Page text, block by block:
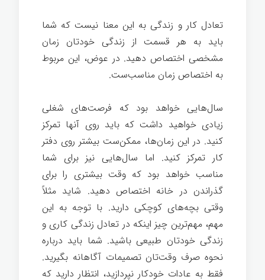
تعادل کار و زندگی به این معنا نیست که شما
باید به هر قسمت از زندگی خودتان زمان
مشخصی اختصاص دهید. در عوض، این مربوط
به اختصاص زمان مناسب‌ست.
سال‌هایی خواهد بود که فرصت‌های شغلی
زیادی خواهید داشت که باید روی آنها تمرکز
کنید. در این زمان‌ها، ممکن‌ست بیشتر روی دفتر
کار تمرکز کنید. اما سال‌هایی نیز برای شما
مناسب خواهد بود که وقت بیشتری را برای
گذراندن در خانه اختصاص دهید. شاید مثلاً
وقتی بچه‌های کوچکی دارید. با توجه به این
مهم، مهم‌ترین چیز اینکه در تعادل زندگی کاری و
زندگی خودتان طبیعی باشید. شما باید درباره
نحوه صرف وقت‌تان تصمیمات آگاهانه بگیرید.
فقط به عادات خودکار نپردازید، انتظار دارید که